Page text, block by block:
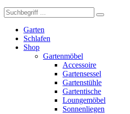
Garten
Schlafen
Shop
Gartenmöbel
Accessoire
Gartensessel
Gartenstühle
Gartentische
Loungemöbel
Sonnenliegen